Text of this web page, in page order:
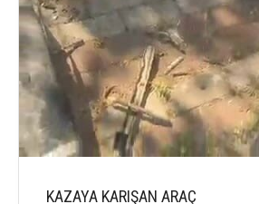
KAZAYA KARIŞAN ARAÇ